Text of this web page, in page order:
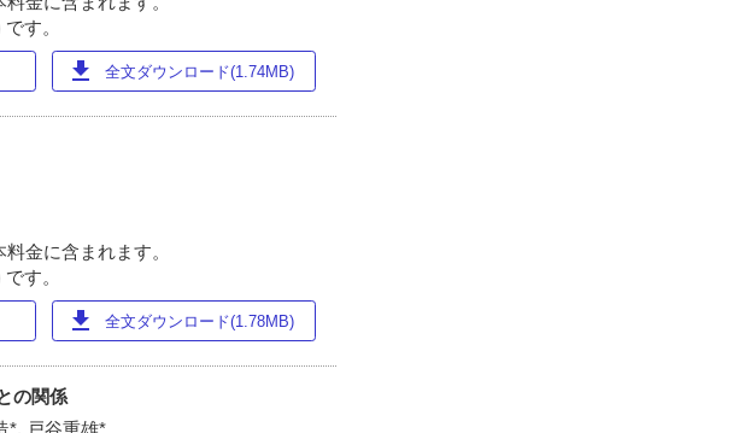
す。
download 全文ダウンロード(1.74MB)
金に含まれます。
す。
download 全文ダウンロード(1.78MB)
の関係
*, 戸谷重雄*